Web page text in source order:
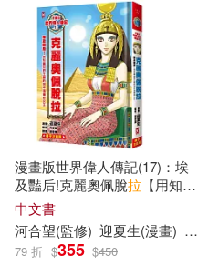
山路新(12)
彼得‧杜拉克(12)
愛拼益智產品教育研發
李秀艷(12) 林
環球卓越醫學考博命
2)
Belle Ame(68)
吉林美術出版社(68)
華東理工大學出版社
エンスカイ(67)
中國友誼出版公司(67)
漫畫版世界偉人傳記(17)：埃
及豔后!克麗奧佩脫拉 【用知識
拯救王國的地中海傳奇女王】
(專家監修.難字注音版)
中文書
河合望(監修) 迎夏生(漫畫)
79 折 $355 $450